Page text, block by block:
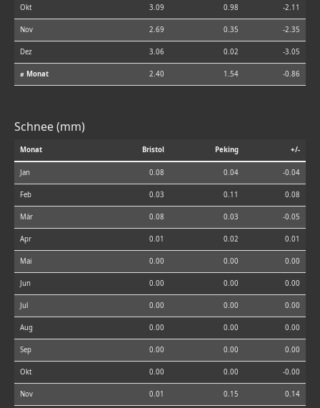
Okt 3.09 0.98 -2.11
Nov 2.69 0.35 -2.35
Dez 3.06 0.02 -3.05
⌀ Monat 2.40 1.54 -0.86
Schnee (mm)
Monat Bristol Peking +/-
Jan 0.08 0.04 -0.04
Feb 0.03 0.11 0.08
Mär 0.08 0.03 -0.05
Apr 0.01 0.02 0.01
Mai 0.00 0.00 0.00
Jun 0.00 0.00 0.00
Jul 0.00 0.00 0.00
Aug 0.00 0.00 0.00
Sep 0.00 0.00 0.00
Okt 0.00 0.00 -0.00
Nov 0.01 0.15 0.14